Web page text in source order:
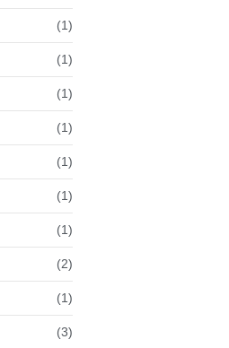
(1)
(1)
(1)
(1)
(1)
(1)
(1)
(2)
(1)
(3)